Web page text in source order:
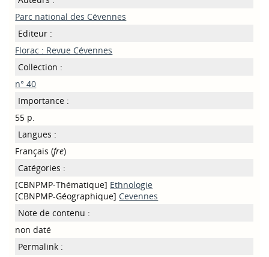
Parc national des Cévennes
Editeur :
Florac : Revue Cévennes
Collection :
n° 40
Importance :
55 p.
Langues :
Français (fre)
Catégories :
[CBNPMP-Thématique] Ethnologie
[CBNPMP-Géographique] Cevennes
Note de contenu :
non daté
Permalink :